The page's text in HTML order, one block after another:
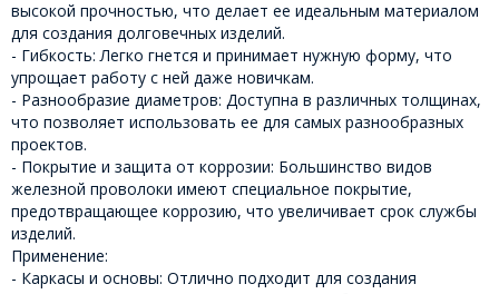
высокой прочностью, что делает ее идеальным материалом
для создания долговечных изделий.
- Гибкость: Легко гнется и принимает нужную форму, что
упрощает работу с ней даже новичкам.
- Разнообразие диаметров: Доступна в различных толщинах,
что позволяет использовать ее для самых разнообразных
проектов.
- Покрытие и защита от коррозии: Большинство видов
железной проволоки имеют специальное покрытие,
предотвращающее коррозию, что увеличивает срок службы
изделий.
Применение:
- Каркасы и основы: Отлично подходит для создания